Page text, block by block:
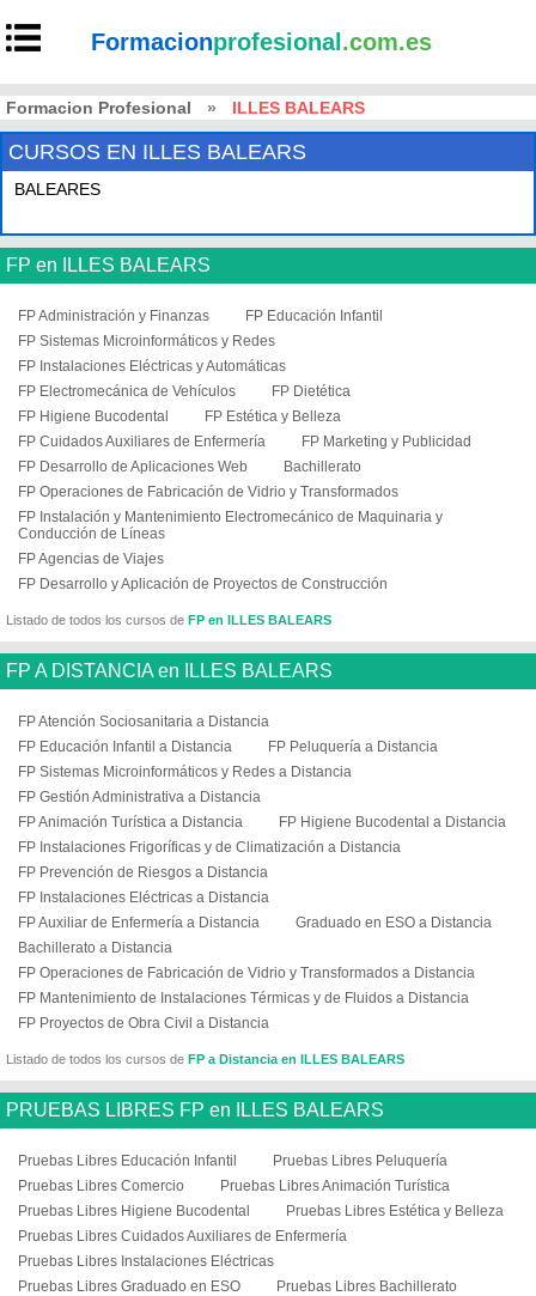
Formacionprofesional .com.es
Formacion Profesional » ILLES BALEARS
CURSOS EN ILLES BALEARS
BALEARES
FP en ILLES BALEARS
FP Administración y Finanzas
FP Educación Infantil
FP Sistemas Microinformáticos y Redes
FP Instalaciones Eléctricas y Automáticas
FP Electromecánica de Vehículos
FP Dietética
FP Higiene Bucodental
FP Estética y Belleza
FP Cuidados Auxiliares de Enfermería
FP Marketing y Publicidad
FP Desarrollo de Aplicaciones Web
Bachillerato
FP Operaciones de Fabricación de Vidrio y Transformados
FP Instalación y Mantenimiento Electromecánico de Maquinaria y
Conducción de Líneas
FP Agencias de Viajes
FP Desarrollo y Aplicación de Proyectos de Construcción
Listado de todos los cursos de FP en ILLES BALEARS
FP A DISTANCIA en ILLES BALEARS
FP Atención Sociosanitaria a Distancia
FP Educación Infantil a Distancia
FP Peluquería a Distancia
FP Sistemas Microinformáticos y Redes a Distancia
FP Gestión Administrativa a Distancia
FP Animación Turística a Distancia
FP Higiene Bucodental a Distancia
FP Instalaciones Frigoríficas y de Climatización a Distancia
FP Prevención de Riesgos a Distancia
FP Instalaciones Eléctricas a Distancia
FP Auxiliar de Enfermería a Distancia
Graduado en ESO a Distancia
Bachillerato a Distancia
FP Operaciones de Fabricación de Vidrio y Transformados a Distancia
FP Mantenimiento de Instalaciones Térmicas y de Fluidos a Distancia
FP Proyectos de Obra Civil a Distancia
Listado de todos los cursos de FP a Distancia en ILLES BALEARS
PRUEBAS LIBRES FP en ILLES BALEARS
Pruebas Libres Educación Infantil
Pruebas Libres Peluquería
Pruebas Libres Comercio
Pruebas Libres Animación Turística
Pruebas Libres Higiene Bucodental
Pruebas Libres Estética y Belleza
Pruebas Libres Cuidados Auxiliares de Enfermería
Pruebas Libres Instalaciones Eléctricas
Pruebas Libres Graduado en ESO
Pruebas Libres Bachillerato